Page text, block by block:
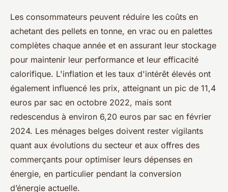
Les consommateurs peuvent réduire les coûts en
achetant des pellets en tonne, en vrac ou en palettes
complètes chaque année et en assurant leur stockage
pour maintenir leur performance et leur efficacité
calorifique. L'inflation et les taux d'intérêt élevés ont
également influencé les prix, atteignant un pic de 11,4
euros par sac en octobre 2022, mais sont
redescendus à environ 6,20 euros par sac en février
2024. Les ménages belges doivent rester vigilants
quant aux évolutions du secteur et aux offres des
commerçants pour optimiser leurs dépenses en
énergie, en particulier pendant la conversion
d’énergie actuelle.